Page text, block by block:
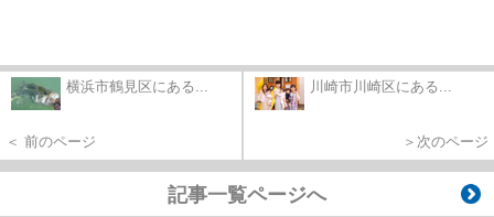
横浜市鶴見区にある...
＜ 前のページ
川崎市川崎区にある...
＞次のページ
記事一覧ページへ